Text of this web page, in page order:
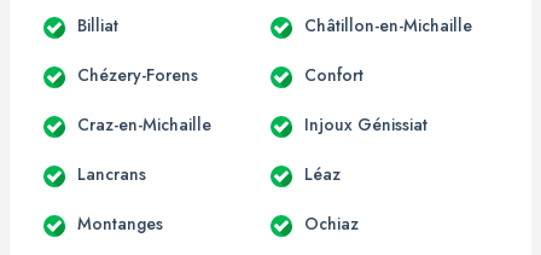
Billiat Châtillon-en-Michaille
Chézery-Forens Confort
Craz-en-Michaille Injoux Génissiat
Lancrans Léaz
Montanges Ochiaz